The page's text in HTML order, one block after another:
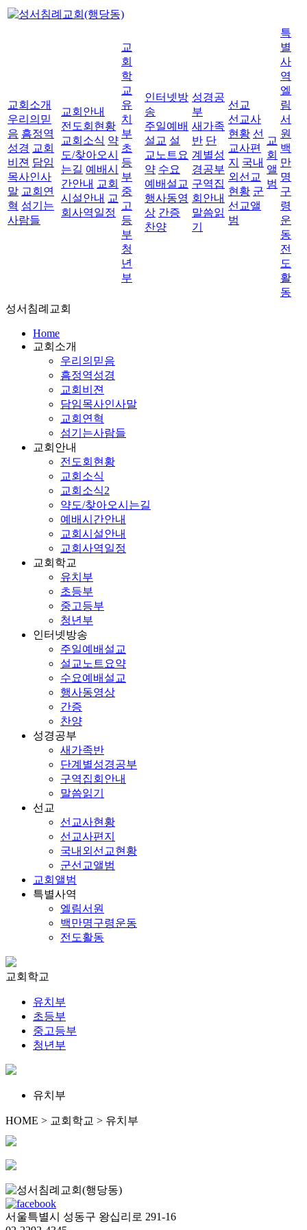
교회소개
우리의믿
음 흠정역
성경 교회
비젼 담임
목사인사
말 교회연
혁 섬기는
사람들
교회안내
전도회현황
교회소식 약
도/찾아오시
는길 예배시
간안내 교회
시설안내 교
회사역일정
교
회
학
교
유
치
부
초
등
부
중
고
등
부
청
년
부
인터넷방
송
주일예배
설교 설
교노트요
약 수요
예배설교
행사동영
상 간증
찬양
성경공
부
새가족
반 단
계별성
경공부
구역집
회안내
말씀읽
기
선교
선교사
현황 선
교사편
지
국내
외선교
현황 군
선교앨
범
교
회
앨
범
특
별
사
역
엘
림
서
원
백
만
명
구
령
운
동
전
도
활
동
성서침례교회
Home
교회소개
우리의믿음
흠정역성경
교회비젼
담임목사인사말
교회연혁
섬기는사람들
교회안내
전도회현황
교회소식
교회소식2
약도/찾아오시는길
예배시간안내
교회시설안내
교회사역일정
교회학교
유치부
초등부
중고등부
청년부
인터넷방송
주일예배설교
설교노트요약
수요예배설교
행사동영상
간증
찬양
성경공부
새가족반
단계별성경공부
구역집회안내
말씀읽기
선교
선교사현황
선교사편지
국내외선교현황
군선교앨범
교회앨범
특별사역
엘림서원
백만명구령운동
전도활동
교회학교
유치부
초등부
중고등부
청년부
유치부
HOME > 교회학교 > 유치부
서울특별시 성동구 왕십리로 291-16